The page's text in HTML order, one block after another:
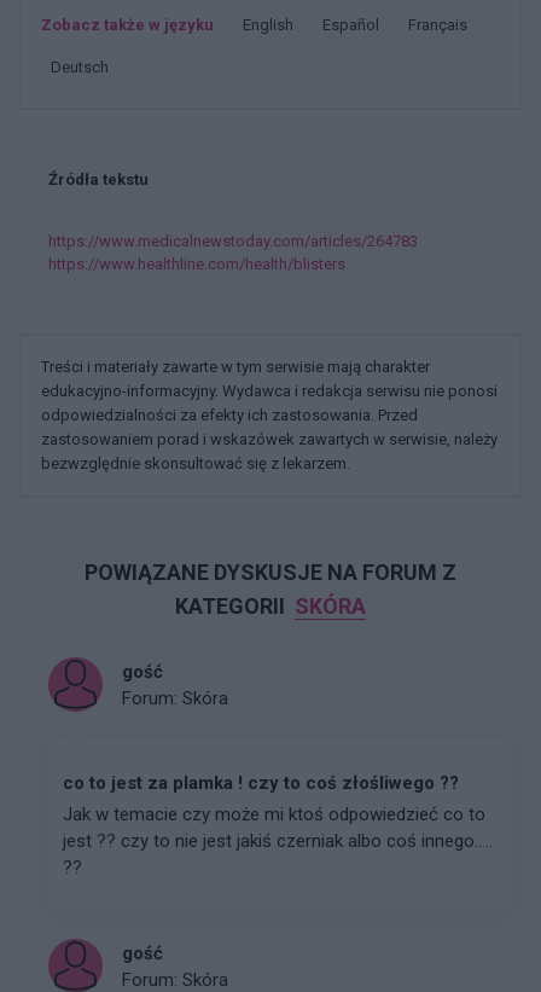
Zobacz także w języku english español français
deutsch
Źródła tekstu
https://www.medicalnewstoday.com/articles/264783
https://www.healthline.com/health/blisters
Treści i materiały zawarte w tym serwisie mają charakter
edukacyjno-informacyjny. Wydawca i redakcja serwisu nie ponosi
odpowiedzialności za efekty ich zastosowania. Przed
zastosowaniem porad i wskazówek zawartych w serwisie, należy
bezwzględnie skonsultować się z lekarzem.
POWIĄZANE DYSKUSJE NA FORUM Z
KATEGORII SKÓRA
gość
Forum: Skóra
co to jest za plamka ! czy to coś złośliwego ??
Jak w temacie czy może mi ktoś odpowiedzieć co to
jest ?? czy to nie jest jakiś czerniak albo coś innego.....
??
gość
Forum: Skóra